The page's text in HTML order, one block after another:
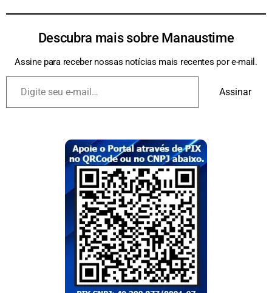
Descubra mais sobre Manaustime
Assine para receber nossas notícias mais recentes por e-mail.
Assinar